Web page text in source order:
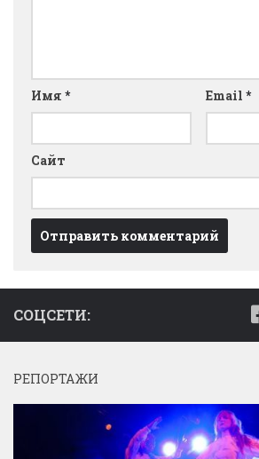
Имя * Email *
Сайт
СОЦСЕТИ:
РЕПОРТАЖИ